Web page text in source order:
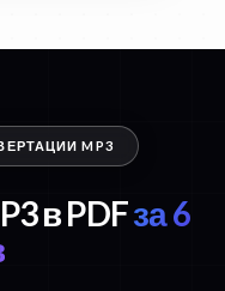
MP3
в PDFза 6